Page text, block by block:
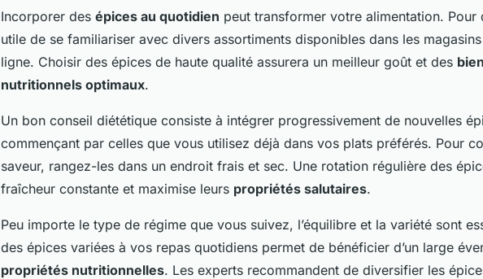
Incorporer des épices au quotidien peut transformer votre alimentation. Pour
utile de se familiariser avec divers assortiments disponibles dans les
ligne. Choisir des épices de haute qualité assurera un meilleur goût et des
nutritionnels optimaux.
Un bon conseil diététique consiste à intégrer progressivement de nouvelles
commençant par celles que vous utilisez déjà dans vos plats préférés. Pour
saveur, rangez-les dans un endroit frais et sec. Une rotation régulière des
fraîcheur constante et maximise leurs propriétés salutaires.
Peu importe le type de régime que vous suivez, l’équilibre et la variété sont
des épices variées à vos repas quotidiens permet de bénéficier d’un large
propriétés nutritionnelles. Les experts recommandent de diversifier les